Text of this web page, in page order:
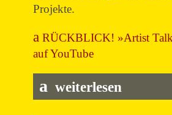
Projekte.
RÜCKBLICK! »Artist
auf YouTube
weiterlesen